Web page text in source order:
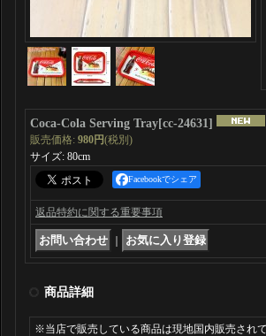
Coca-Cola Serving Tray[cc-24631]
販売価格: 980円(税別)
サイズ: 80cm
Facebookでシェア
返品特約に関する重要事項
商品詳細
※当店で販売している商品は現地国内販売され